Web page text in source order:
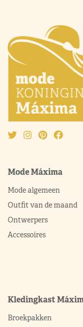
Mode Máxima
Mode algemeen
Outfit van de maand
Ontwerpers
Accessoires
Kledingkast
Broekpakken